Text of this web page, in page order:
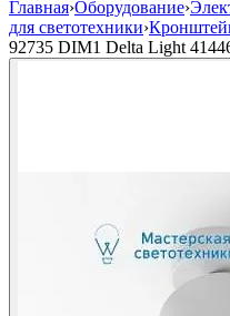
Главная›Оборудование›
для светотехники›
92735 DIM1 Delta Light